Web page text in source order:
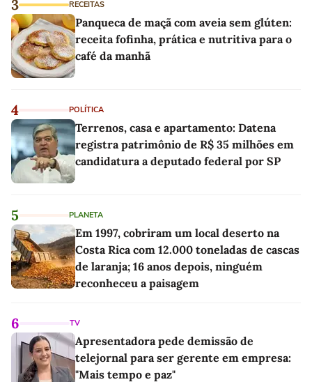
3 RECEITAS
Panqueca de maçã com aveia sem glúten:
receita fofinha, prática e nutritiva para o
café da manhã
4 POLÍTICA
Terrenos, casa e apartamento: Datena
registra patrimônio de R$ 35 milhões em
candidatura a deputado federal por SP
5 PLANETA
Em 1997, cobriram um local deserto na
Costa Rica com 12.000 toneladas de cascas
de laranja; 16 anos depois, ninguém
reconheceu a paisagem
6 TV
Apresentadora pede demissão de
telejornal para ser gerente em empresa:
"Mais tempo e paz"